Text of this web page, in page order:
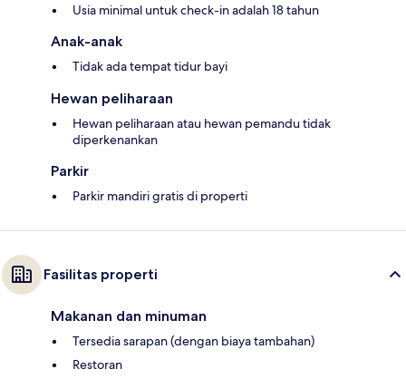
Usia minimal untuk check-in adalah 18 tahun
Anak-anak
Tidak ada tempat tidur bayi
Hewan peliharaan
Hewan peliharaan atau hewan pemandu tidak
diperkenankan
Parkir
Parkir mandiri gratis di properti
Fasilitas properti
Makanan dan minuman
Tersedia sarapan (dengan biaya tambahan)
Restoran